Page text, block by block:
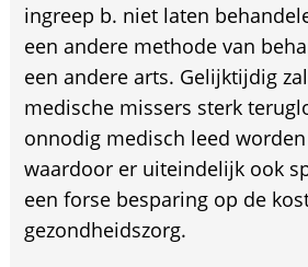
ingreep b. niet laten
een andere methode van
een andere arts. Gelijktijdig
medische missers sterk
onnodig medisch leed
waardoor er uiteindelijk ook
een forse besparing op de
gezondheidszorg.